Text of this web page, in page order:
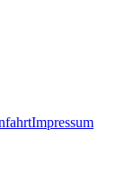
Impressum